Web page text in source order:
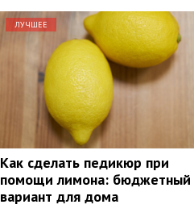
ЛУЧШЕЕ
Как сделать педикюр при
помощи лимона: бюджетный
вариант для дома